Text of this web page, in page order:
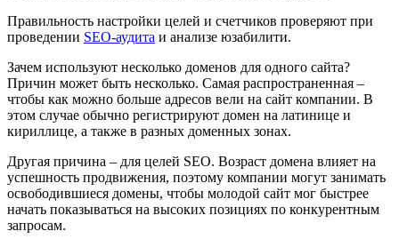
Правильность настройки целей и счетчиков проверяют при
проведении SEO-аудита и анализе юзабилити.
Зачем используют несколько доменов для одного сайта?
Причин может быть несколько. Самая распространенная –
чтобы как можно больше адресов вели на сайт компании. В
этом случае обычно регистрируют домен на латинице и
кириллице, а также в разных доменных зонах.
Другая причина – для целей SEO. Возраст домена влияет на
успешность продвижения, поэтому компании могут занимать
освободившиеся домены, чтобы молодой сайт мог быстрее
начать показываться на высоких позициях по конкурентным
запросам.